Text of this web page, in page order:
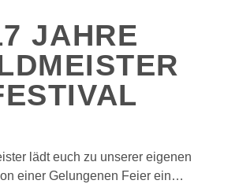
JAHRE
lädt euch zu unserer eigenen
einer Gelungenen Feier ein…